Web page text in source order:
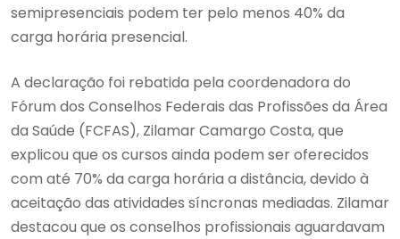
semipresenciais podem ter pelo menos 40% da
carga horária presencial.
A declaração foi rebatida pela coordenadora do
Fórum dos Conselhos Federais das Profissões da Área
da Saúde (FCFAS), Zilamar Camargo Costa, que
explicou que os cursos ainda podem ser oferecidos
com até 70% da carga horária a distância, devido à
aceitação das atividades síncronas mediadas. Zilamar
destacou que os conselhos profissionais aguardavam